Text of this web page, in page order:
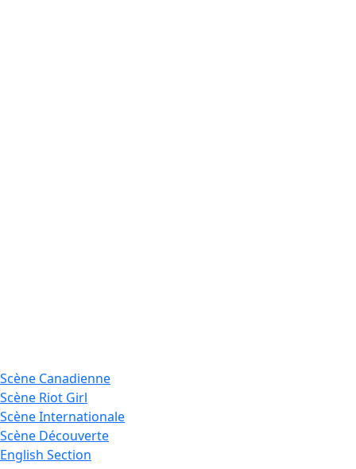
Scène Canadienne
Scène Riot Girl
ScèneInternationale
Scène Découverte
English Section